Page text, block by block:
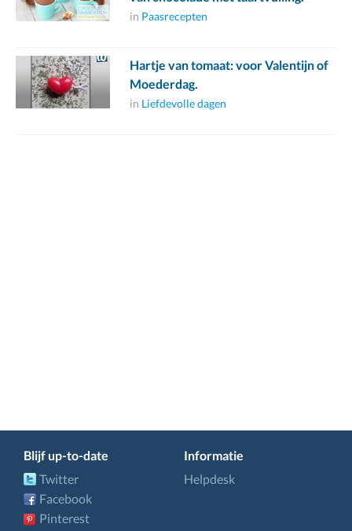
in Paasrecepten
Hartje van tomaat: voor Valentijn of
Moederdag.
in Liefdevolle dagen
Blijf up-to-date
Twitter
Facebook
Pinterest
Informatie
Helpdesk